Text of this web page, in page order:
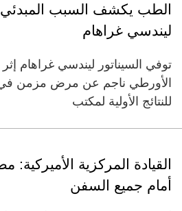
الطب يكشف السبب المبدئي
ليندسي غراهام
توفي السيناتور ليندسي غراهام
الأورطي ناجم عن مرض مزمن في
للنتائج الأولية لمكتب
القيادة المركزية
أمام جميع السفن